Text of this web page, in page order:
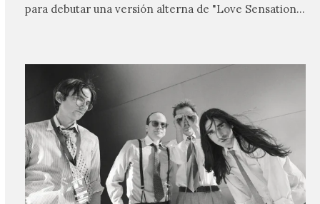
para debutar una versión alterna de "Love Sensation",